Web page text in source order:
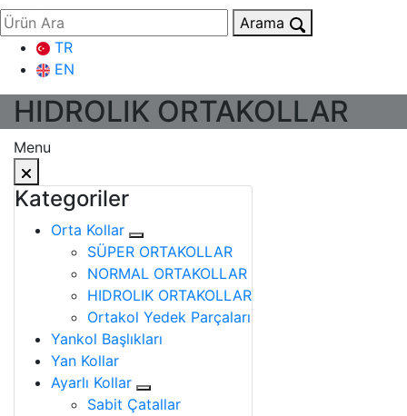
Arama
TR
EN
HIDROLIK ORTAKOLLAR
Menu
Kategoriler
Orta Kollar
SÜPER ORTAKOLLAR
NORMAL ORTAKOLLAR
HIDROLIK ORTAKOLLAR
Ortakol Yedek Parçaları
Yankol Başlıkları
Yan Kollar
Ayarlı Kollar
Sabit Çatallar